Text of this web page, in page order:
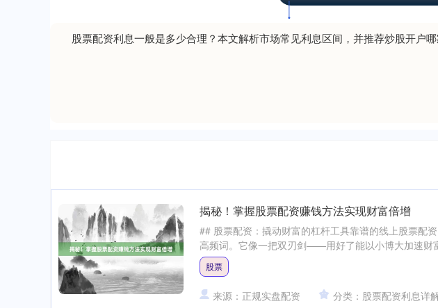
股票配资利息一般是多少合理？本文解析市场常见利息区间，并推荐炒股开户
揭秘！掌握股票配资赚钱方法实现财富倍增
## 股票配资：撬动财富的杠杆工具靠谱的线上股票配
高频词。它像一把双刃剑——用好了能以小博大加速财
股票
来源：正规实盘配资 分类：股票配资利息详